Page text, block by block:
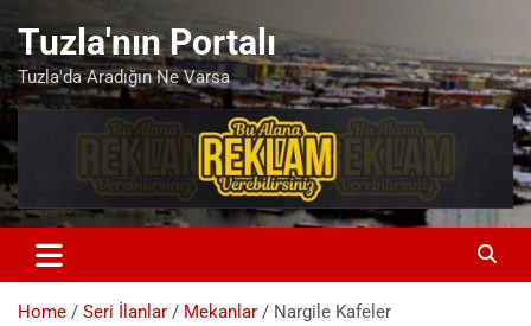
content
Tuzla'nın Portalı
Tuzla'da Aradığın Ne Varsa
Home Seri İlanlar Mekanlar Nargile Kafeler